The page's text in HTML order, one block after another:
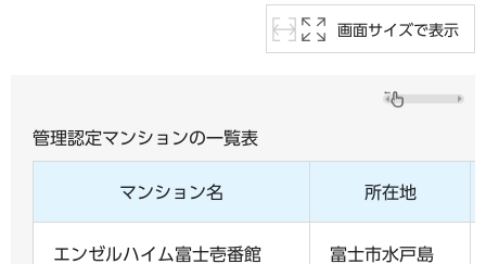
画面サイズで表示
管理認定マンションの一覧表
マンション名 所在地
エンゼルハイム富士壱番館 富士市水戸島